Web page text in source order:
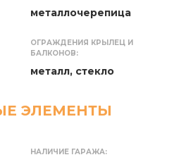
металлочерепица
ОГРАЖДЕНИЯ КРЫЛЕЦ И
БАЛКОНОВ:
металл, стекло
ЭЛЕМЕНТЫ
НАЛИЧИЕ ГАРАЖА: